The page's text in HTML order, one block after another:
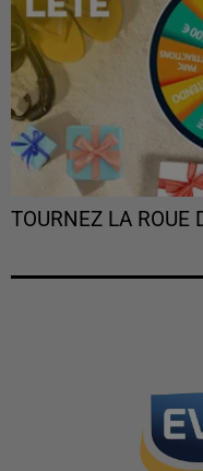
TOURNEZ LA ROUE